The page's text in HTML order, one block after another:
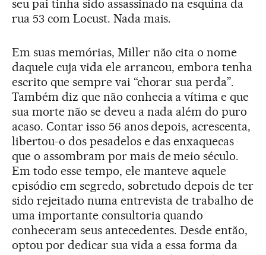
seu pai tinha sido assassinado na esquina da
rua 53 com Locust. Nada mais.
Em suas memórias, Miller não cita o nome
daquele cuja vida ele arrancou, embora tenha
escrito que sempre vai “chorar sua perda”.
Também diz que não conhecia a vítima e que
sua morte não se deveu a nada além do puro
acaso. Contar isso 56 anos depois, acrescenta,
libertou-o dos pesadelos e das enxaquecas
que o assombram por mais de meio século.
Em todo esse tempo, ele manteve aquele
episódio em segredo, sobretudo depois de ter
sido rejeitado numa entrevista de trabalho de
uma importante consultoria quando
conheceram seus antecedentes. Desde então,
optou por dedicar sua vida a essa forma da